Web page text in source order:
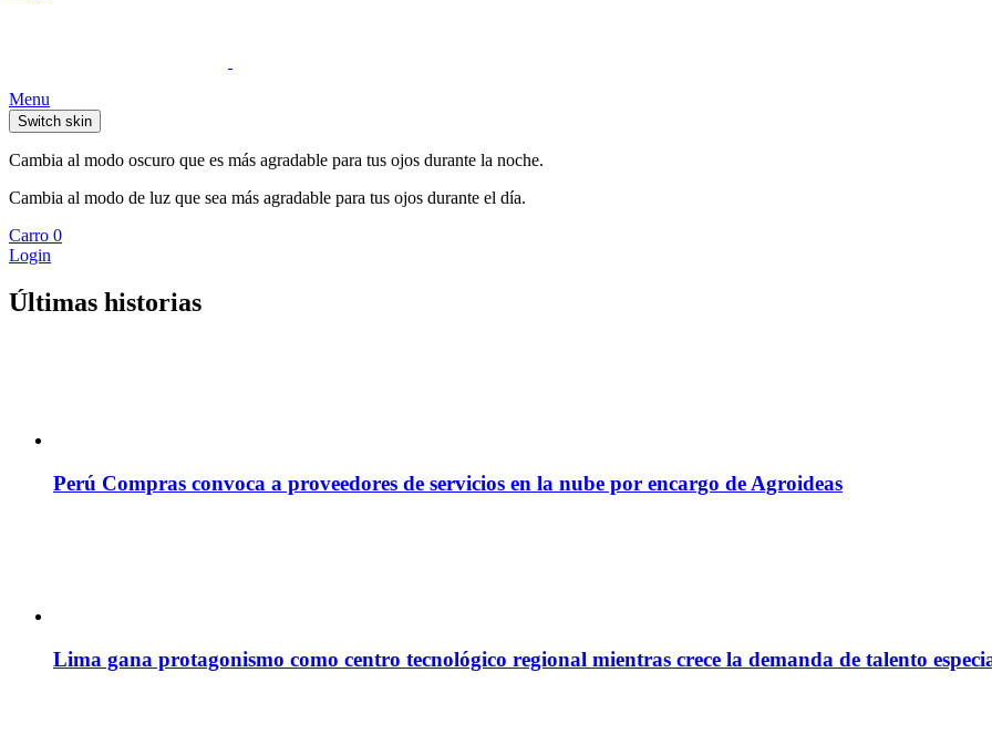
Menu
Switch skin
Cambia al modo oscuro que es más agradable para tus ojos durante la noche.
Cambia al modo de luz que sea más agradable para tus ojos durante el día.
Carro 0
Login
Últimas historias
Perú Compras convoca a proveedores de servicios en la nube por encargo de Agroideas
Lima gana protagonismo como centro tecnológico regional mientras crece la demanda de talento